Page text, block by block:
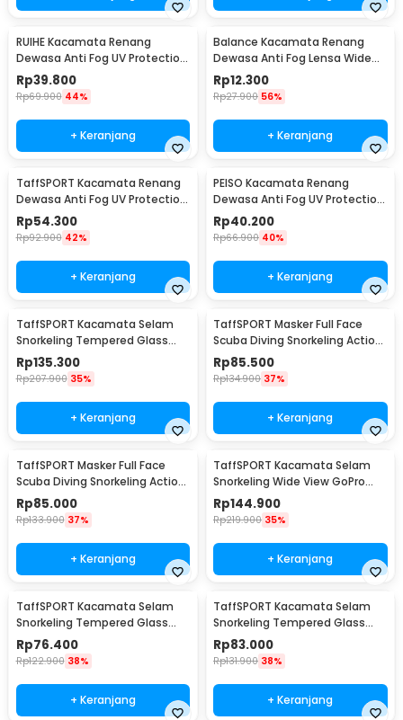
RUIHE Kacamata Renang
Dewasa Anti Fog UV Protection
Lensa Panoramic - 9200
Rp39.800
Rp69.900 44%
+ Keranjang
Balance Kacamata Renang
Dewasa Anti Fog Lensa Wide
Vision Earplug - 826
Rp12.300
Rp27.900 56%
+ Keranjang
TaffSPORT Kacamata Renang
Dewasa Anti Fog UV Protection
Big Frame - YY-1715
Rp54.300
Rp92.900 42%
+ Keranjang
PEISO Kacamata Renang
Dewasa Anti Fog UV Protection
Wide View Earplug - MC-900
Rp40.200
Rp66.900 40%
+ Keranjang
TaffSPORT Kacamata Selam
Snorkeling Tempered Glass
Diving Mask - AS303JF
Rp135.300
Rp207.900 35%
+ Keranjang
TaffSPORT Masker Full Face
Scuba Diving Snorkeling Action
Cam Mount S/M - M2068G
Rp85.500
Rp134.900 37%
+ Keranjang
TaffSPORT Masker Full Face
Scuba Diving Snorkeling Action
Cam Mount L/XL - M2068G
Rp85.000
Rp133.900 37%
+ Keranjang
TaffSPORT Kacamata Selam
Snorkeling Wide View GoPro
Mount Diving Mask - AS304
Rp144.900
Rp219.900 35%
+ Keranjang
TaffSPORT Kacamata Selam
Snorkeling Tempered Glass
Diving Mask - M23
Rp76.400
Rp122.900 38%
+ Keranjang
TaffSPORT Kacamata Selam
Snorkeling Tempered Glass
Diving Mask - M24
Rp83.000
Rp131.900 38%
+ Keranjang